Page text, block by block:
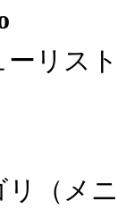
ーリス
リ（メ